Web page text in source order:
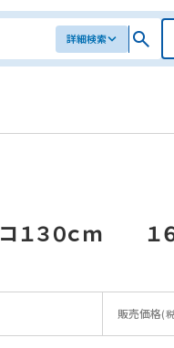
詳細検索
１３０ｃｍ １６
販売価格(